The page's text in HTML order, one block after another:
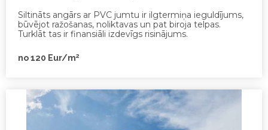
Siltināts angārs ar PVC jumtu ir ilgtermiņa ieguldījums,
būvējot ražošanas, noliktavas un pat biroja telpas.
Turklāt tas ir finansiāli izdevīgs risinājums.
no 120 Eur/m2